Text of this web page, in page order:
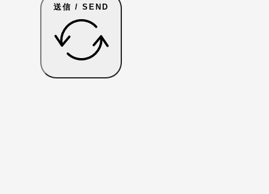
送信 / SEND